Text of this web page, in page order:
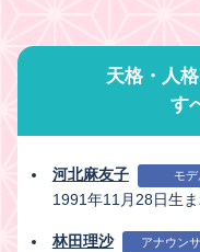
天格・人
す
河北麻友子 モデ
1991年11月28日生
林田理沙 アナウン